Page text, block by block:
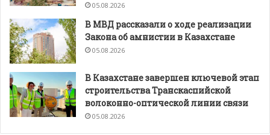
05.08.2026
В МВД рассказали о ходе реализации
Закона об амнистии в Казахстане
05.08.2026
В Казахстане завершен ключевой этап
строительства Транскаспийской
волоконно-оптической линии связи
05.08.2026